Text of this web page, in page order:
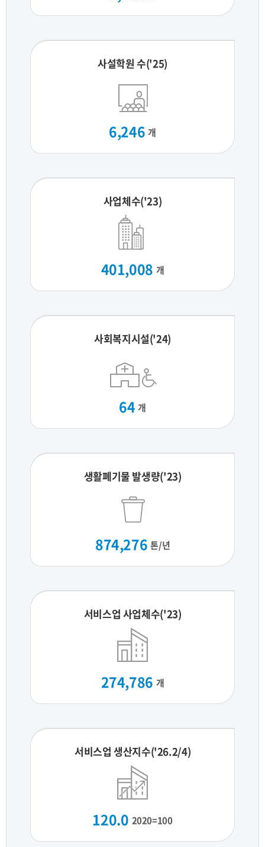
사설학원 수('25)
6,246 개
사업체수('23)
401,008 개
사회복지시설('24)
64 개
생활폐기물 발생량('23)
874,276 톤/년
서비스업 사업체수('23)
274,786 개
서비스업 생산지수('26.2/4)
120.0 2020=100